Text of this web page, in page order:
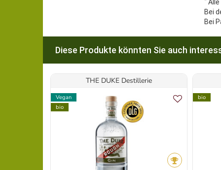
Alle
Bei
Bei
Diese Produkte könnten Sie auch
THE DUKE Destillerie
Vegan
bio
bio